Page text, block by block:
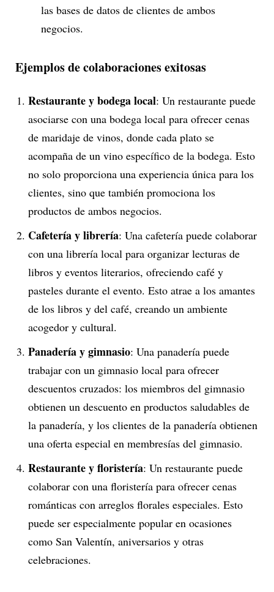
las bases de datos de clientes de ambos
negocios.
Ejemplos de colaboraciones exitosas
Restaurante y bodega local: Un restaurante puede
asociarse con una bodega local para ofrecer cenas
de maridaje de vinos, donde cada plato se
acompaña de un vino específico de la bodega. Esto
no solo proporciona una experiencia única para los
clientes, sino que también promociona los
productos de ambos negocios.
Cafetería y librería: Una cafetería puede colaborar
con una librería local para organizar lecturas de
libros y eventos literarios, ofreciendo café y
pasteles durante el evento. Esto atrae a los amantes
de los libros y del café, creando un ambiente
acogedor y cultural.
Panadería y gimnasio: Una panadería puede
trabajar con un gimnasio local para ofrecer
descuentos cruzados: los miembros del gimnasio
obtienen un descuento en productos saludables de
la panadería, y los clientes de la panadería obtienen
una oferta especial en membresías del gimnasio.
Restaurante y floristería: Un restaurante puede
colaborar con una floristería para ofrecer cenas
románticas con arreglos florales especiales. Esto
puede ser especialmente popular en ocasiones
como San Valentín, aniversarios y otras
celebraciones.